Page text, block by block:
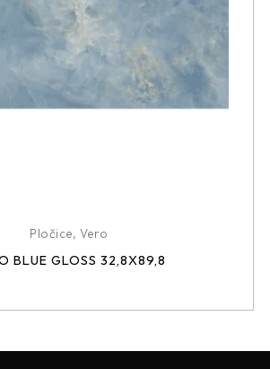
Pločice, Vero
BLUE GLOSS 32,8X89,8